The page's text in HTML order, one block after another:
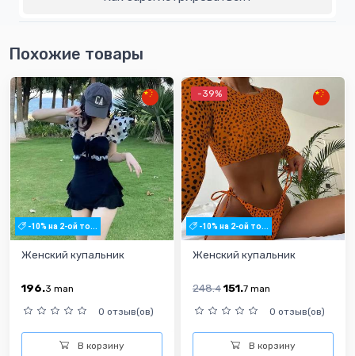
Похожие товары
-10% на 2-ой то...
Женский купальник
196.3 man
0 отзыв(ов)
В корзину
-39%
-10% на 2-ой то...
Женский купальник
248.4 151.7 man
0 отзыв(ов)
В корзину